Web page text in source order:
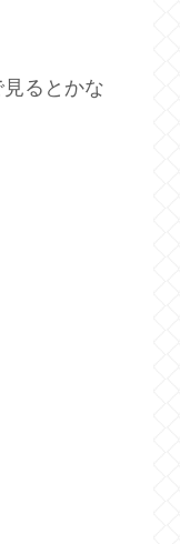
るとかな